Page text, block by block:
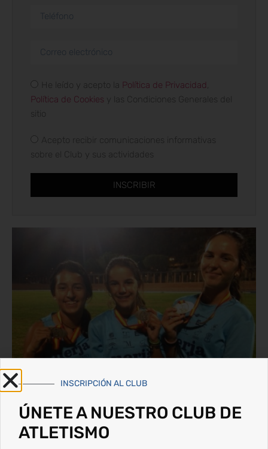
He leído y acepto la Política de Privacidad
Política de Cookies y las Condiciones Generales del
Acepto recibir comunicaciones informativas
sobre el Club y sus actividades
INSCRIBIR
INSCRIPCIÓN AL CLUB
ÚNETE A NUESTRO CLUB DE
ATLETISMO